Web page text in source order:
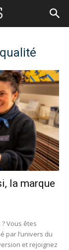
la marque
Vous êtes
par l’univers du
et rejoignez